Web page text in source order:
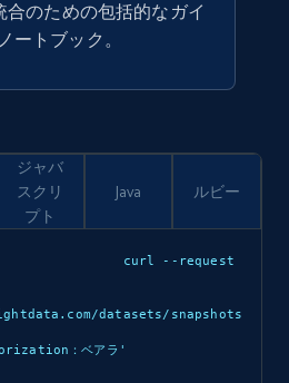
今すぐ購入
seller id, Seller name, Seller
Seller phone, Seller
合のための包括的なガイ
ートブック。
curl --request
datasets/snapshots
：ベアラ '
ジャバ
スクリ
プト
Java ルビー